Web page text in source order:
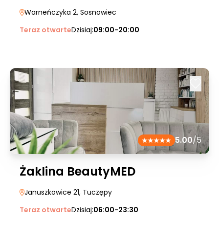
Warneńczyka 2, Sosnowiec
Teraz otwarteDzisiaj:09:00-20:00
5.00/5
Żaklina BeautyMED
Januszkowice 21, Tuczępy
Teraz otwarteDzisiaj:06:00-23:30